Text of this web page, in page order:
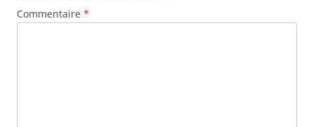
Commentaire *